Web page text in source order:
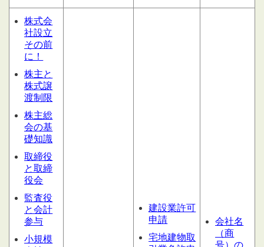
株式会
社設立
その前
に！
株主と
株式譲
渡制限
株主総
会の基
礎知識
取締役
と取締
役会
監査役
と会計
参与
小規模
建設業許可
申請
宅地建物取
会社名
（商
号）の